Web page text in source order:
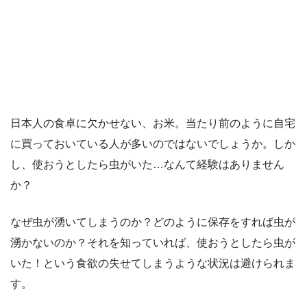
日本人の食卓に欠かせない、お米。当たり前のように自宅
に買っておいている人が多いのではないでしょうか。しか
し、使おうとしたら虫がいた…なんて経験はありません
か？
なぜ虫が湧いてしまうのか？どのように保存をすれば虫が
湧かないのか？それを知っていれば、使おうとしたら虫が
いた！という食欲の失せてしまうような状況は避けられま
す。